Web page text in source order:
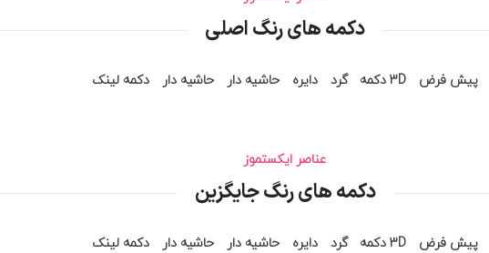
دکمه های رنگ اصلی
پیش فرض 3D دکمه گرد دایره حاشیه دار حاشیه دار دکمه لینک
عناصر ایکستموز
دکمه های رنگ جایگزین
پیش فرض 3D دکمه گرد دایره حاشیه دار حاشیه دار دکمه لینک